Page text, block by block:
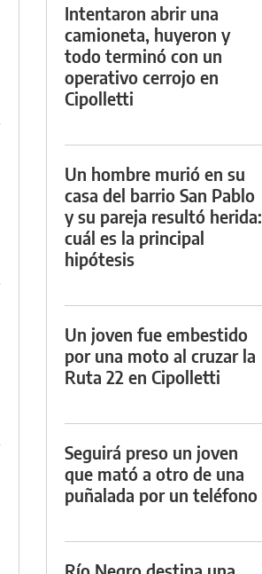
Intentaron abrir una
camioneta, huyeron y
todo terminó con un
operativo cerrojo en
Cipolletti
Un hombre murió en su
casa del barrio San Pablo
y su pareja resultó herida:
cuál es la principal
hipótesis
Un joven fue embestido
por una moto al cruzar la
Ruta 22 en Cipolletti
Seguirá preso un joven
que mató a otro de una
puñalada por un teléfono